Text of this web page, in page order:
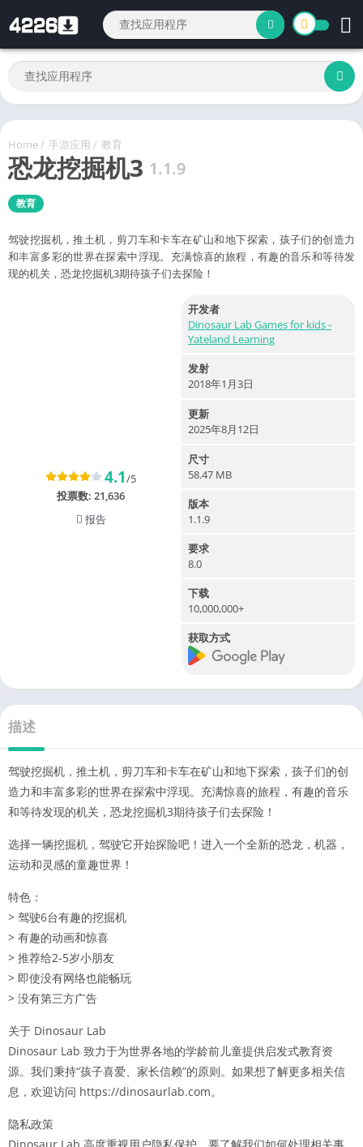
Home/ 手游应用 / 教育
恐龙挖掘机3 1.1.9
教育
驾驶挖掘机，推土机，剪刀车和卡车在矿山和地下探索，孩子们的创造力
和丰富多彩的世界在探索中浮现。充满惊喜的旅程，有趣的音乐和等待发
现的机关，恐龙挖掘机3期待孩子们去探险！
4.1/5
投票数: 21,636
报告
开发者
Dinosaur Lab Games for kids -
Yateland Learning
发射
2018年1月3日
更新
2025年8月12日
尺寸
58.47 MB
版本
1.1.9
要求
8.0
下载
10,000,000+
获取方式
描述
驾驶挖掘机，推土机，剪刀车和卡车在矿山和地下探索，孩子们的创
造力和丰富多彩的世界在探索中浮现。充满惊喜的旅程，有趣的音乐
和等待发现的机关，恐龙挖掘机3期待孩子们去探险！
选择一辆挖掘机，驾驶它开始探险吧！进入一个全新的恐龙，机器，
运动和灵感的童趣世界！
特色：
> 驾驶6台有趣的挖掘机
> 有趣的动画和惊喜
> 推荐给2-5岁小朋友
> 即使没有网络也能畅玩
> 没有第三方广告
关于 Dinosaur Lab
Dinosaur Lab 致力于为世界各地的学龄前儿童提供启发式教育资
源。我们秉持“孩子喜爱、家长信赖”的原则。如果想了解更多相关信
息，欢迎访问 https://dinosaurlab.com。
隐私政策
Dinosaur Lab 高度重视用户隐私保护。要了解我们如何处理相关事